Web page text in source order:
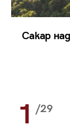
Сакар
1 /29